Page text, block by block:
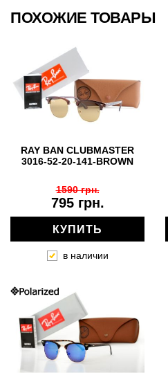
ПОХОЖИЕ ТОВАРЫ
RAY BAN CLUBMASTER
3016-52-20-141-BROWN
795 грн.
1590 грн.
КУПИТЬ
в наличии